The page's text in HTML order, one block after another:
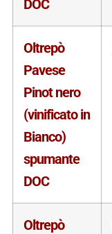
DOC
Oltrepò
Pavese
Pinot nero
(vinificato in
Bianco)
spumante
DOC
Oltrepò